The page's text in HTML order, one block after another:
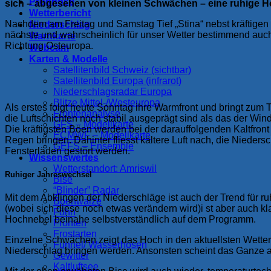
Wetterbericht
Niederschlag
Warnkarte
Webcam
Karten & Modelle
Satellitenbild Schweiz (sichtbar)
Satellitenbild Europa (infrarot)
Niederschlagsradar Europa
Blitze Mittel-/Westeuropa
Frontenanalyse
GFS – Modellkarte
ECMWF – Modellkarte
GEFS – Ensemble
Wissenswertes
Wetterstandort: Amriswil
Bise
“Blinder” Radar
Böenwalze
Föhn
Fronten
Frostarten
Funnel/ Wasserhosen
Gewitter
Kaltluftsee
sich – abgesehen von kleinen Schwächen – eine ruhige
Nachdem am Freitag und Samstag Tief „Stina“ nebst
nächste und wahrscheinlich für unser Wetter bestimmend
Richtung Osteuropa.
Als erstes folgt heute Sonntag ihre Warmfront und bringt
die Luftschichten noch stabil ausgeprägt sind als das der
Die kräftigsten Böen werden bei der darauffolgenden
Regen bringen. Dahinter fliesst kältere Luft nach, die
Fensterläden gestört werden.
Ruhiger Jahreswechsel
Mit dem Abklingen der Niederschläge ist auch der Trend für
(wobei sich diese noch etwas verändern wird)i st aber auch
Hochnebel beinahe selbstverständlich auf dem Programm.
Einzelne Schwächen zeigt das Hoch in den aktuellsten
Niederschlag bringen werden. Ansonsten scheint das Ganze